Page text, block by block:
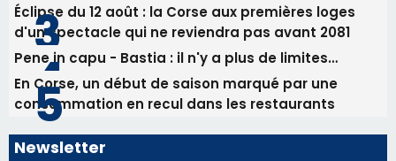
Les plus lus
Éclipse du 12 août : Où s'installer en Corse pour
profiter pleinement du spectacle ?
Satine Nomary est la nouvelle Miss Corse 2026